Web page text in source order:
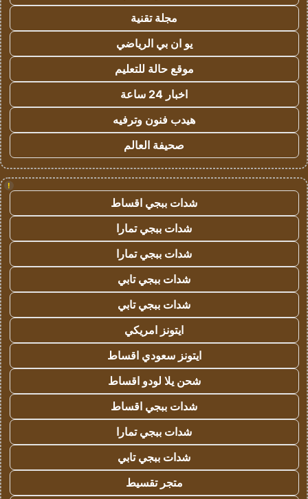
مجلة تقنية
يو ان بي الرياضي
موقع حالة للتعليم
اخبار 24 ساعة
هيدب فنون وترفيه
صحيفة العالم
!
شدات ببجي اقساط
شدات ببجي تمارا
شدات ببجي تمارا
شدات ببجي تابي
شدات ببجي تابي
ايتونز امريكي
ايتونز سعودي اقساط
شحن يلا لودو اقساط
شدات ببجي اقساط
شدات ببجي تمارا
شدات ببجي تابي
متجر تقسيط